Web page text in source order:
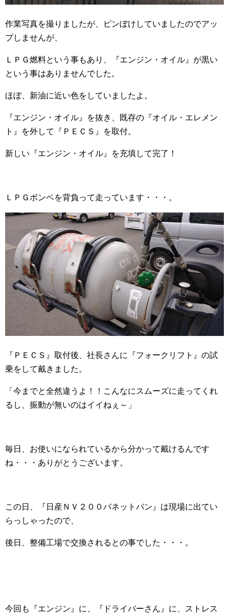
作業写真を撮りましたが、ピンぼけしていましたのでアッ
プしませんが、
ＬＰＧ燃料という事もあり、『エンジン・オイル』が黒い
という事はありませんでした。
ほぼ、新油に近い色をしていましたよ。
『エンジン・オイル』を抜き、既存の『オイル・エレメン
ト』を外して『ＰＥＣＳ』を取付。
新しい『エンジン・オイル』を充填して完了！
ＬＰＧボンベを背負って走っています・・・。
『ＰＥＣＳ』取付後、社長さんに『フォークリフト』の試
乗をして戴きました。
「今までと全然違うよ！！こんなにスムーズに走ってくれ
るし、振動が無いのはイイねぇ～」
毎日、お使いになられているから分かって戴けるんです
ね・・・ありがとうございます。
この日、『日産ＮＶ２００バネットバン』は現場に出てい
らっしゃったので、
後日、整備工場で交換されるとの事でした・・・。
今回も『エンジン』に、『ドライバーさん』に、ストレス